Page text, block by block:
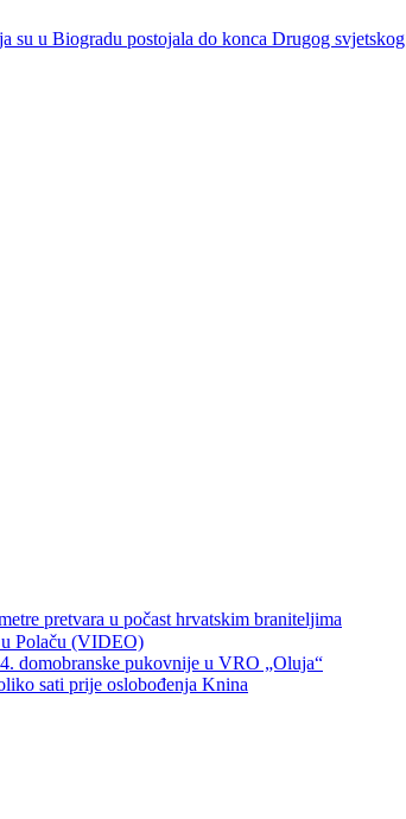
su u Biogradu postojala do konca Drugog
pretvara u počast hrvatskim braniteljima
Polaču (VIDEO)
domobranske pukovnije u VRO „Oluja“
sati prije oslobođenja Knina